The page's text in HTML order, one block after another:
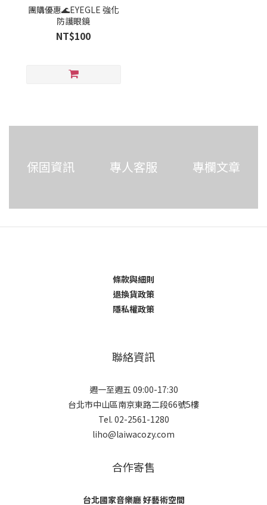
團購優惠🌊EYEGLE 強化
防護眼鏡
NT$100
保固資訊 專人客服 專欄文章
條款與細則
退換貨政策
隱私權政策
聯絡資訊
週一至週五 09:00-17:30
台北市中山區南京東路二段66號5樓
Tel. 02-2561-1280
liho@laiwacozy.com
合作寄售
台北國家音樂廳 好藝術空間